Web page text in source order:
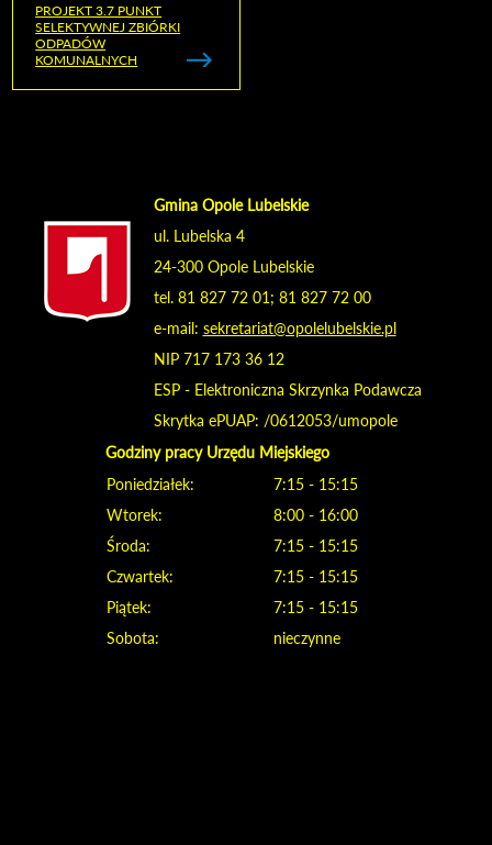
PROJEKT 3.7 PUNKT
SELEKTYWNEJ ZBIÓRKI
ODPADÓW
KOMUNALNYCH
Gmina Opole Lubelskie
ul. Lubelska 4
24-300 Opole Lubelskie
tel. 81 827 72 01; 81 827 72 00
e-mail: sekretariat@opolelubelskie.pl
NIP 717 173 36 12
ESP - Elektroniczna Skrzynka Podawcza
Skrytka ePUAP: /0612053/umopole
Godziny pracy Urzędu Miejskiego
Poniedziałek:
Wtorek:
Środa:
Czwartek:
Piątek:
Sobota:
7:15 - 15:15
8:00 - 16:00
7:15 - 15:15
7:15 - 15:15
7:15 - 15:15
nieczynne